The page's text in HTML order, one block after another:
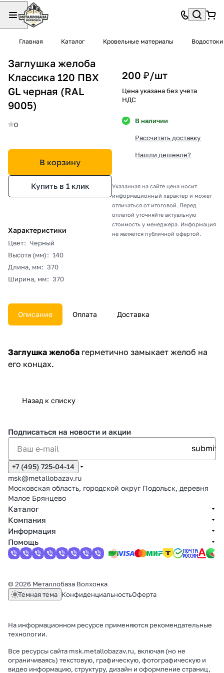
Главная Каталог Кровельные материалы Водостоки
Заглушка желоба
Классика 120 ПВХ
GL черная (RAL
9005)
0
В корзину
Купить в 1 клик
Характеристики
Цвет: Черный
Высота (мм): 140
Длина, мм: 370
Ширина, мм: 370
200 ₽/шт
Цена указана без учета
НДС
В наличии
Рассчитать доставку
Нашли дешевле?
Указанная на сайте цена носит
информационный характер и может
отличаться от итоговой. Перед
оплатой уточняйте актуальную
стоимость у менеджера. Информация
не является публичной офертой.
Описание Оплата Доставка
Заглушка желоба герметично замыкает желоб на
его концах.
Назад к списку
Подписаться на новости и акции
+7 (495) 725-04-14
msk@metallobazav.ru
Московская область, городской округ Подольск, деревня
Малое Брянцево
Каталог
Компания
Информация
Помощь
© 2026 Металлобаза Волхонка
Темная тема КонфиденциальностьОферта
На информационном ресурсе применяются рекомендательные
технологии.
Все ресурсы сайта msk.metallobazav.ru, включая (но не
ограничиваясь) текстовую, графическую, фотографическую и
видео информацию, структуру, дизайн и оформление страниц,